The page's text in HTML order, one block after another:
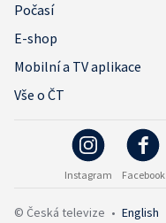
Počasí
E-shop
Mobilní a TV aplikace
Vše o ČT
Instagram Facebook
© Česká televize • English